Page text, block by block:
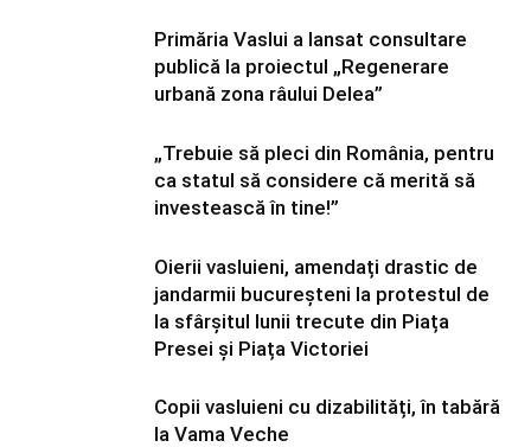
Primăria Vaslui a lansat consultare
publică la proiectul „Regenerare
urbană zona râului Delea”
„Trebuie să pleci din România, pentru
ca statul să considere că merită să
investească în tine!”
Oierii vasluieni, amendați drastic de
jandarmii bucureșteni la protestul de
la sfârșitul lunii trecute din Piața
Presei și Piața Victoriei
Copii vasluieni cu dizabilități, în tabără
la Vama Veche